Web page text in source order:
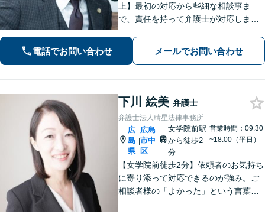
上】最初の対応から些細な相談事ま
で、責任を持って弁護士が対応しま
やすくご説明。依頼者さまの不安の軽
減に努めつつ「誠実さ・早期解決」を
電話でお問い合わせ メールでお問い合わせ
下川 絵美 弁護士
弁護士法人晴星法律事務所
広
島
県
|
広島
市中
区
女学院前駅
から徒歩2
分
営業時間：09:30
~18:00（平日）
【女学院前徒歩2分】依頼者のお気持ち
に寄り添って対応できるのが強み。ご
相談者様の「よかった」という言葉の